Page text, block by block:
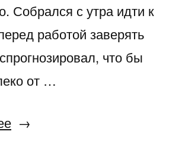
Собрался с утра идти к
работой заверять
что бы
от …
«Сумашедший